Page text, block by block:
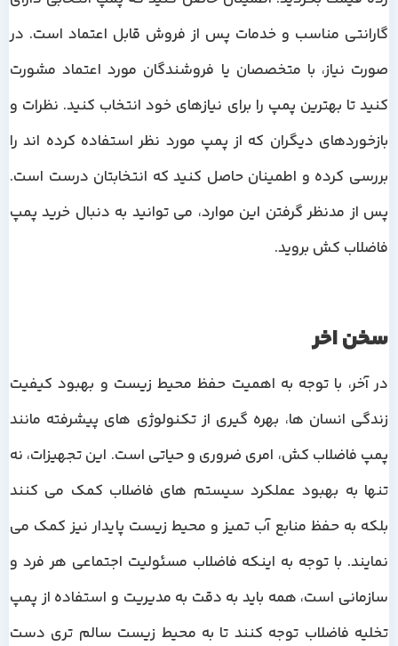
گارانتی مناسب و خدمات پس از فروش قابل اعتماد است. در
صورت نیاز، با متخصصان یا فروشندگان مورد اعتماد مشورت
کنید تا بهترین پمپ را برای نیازهای خود انتخاب کنید. نظرات و
بازخوردهای دیگران که از پمپ مورد نظر استفاده کرده اند را
بررسی کرده و اطمینان حاصل کنید که انتخابتان درست است.
پس از مدنظر گرفتن این موارد، می توانید به دنبال خرید پمپ
فاضلاب کش بروید.
سخن اخر
در آخر، با توجه به اهمیت حفظ محیط زیست و بهبود کیفیت
زندگی انسان ها، بهره گیری از تکنولوژی های پیشرفته مانند
پمپ فاضلاب کش، امری ضروری و حیاتی است. این تجهیزات، نه
تنها به بهبود عملکرد سیستم های فاضلاب کمک می کنند
بلکه به حفظ منابع آب تمیز و محیط زیست پایدار نیز کمک می
نمایند. با توجه به اینکه فاضلاب مسئولیت اجتماعی هر فرد و
سازمانی است، همه باید به دقت به مدیریت و استفاده از پمپ
تخلیه فاضلاب توجه کنند تا به محیط زیست سالم تری دست